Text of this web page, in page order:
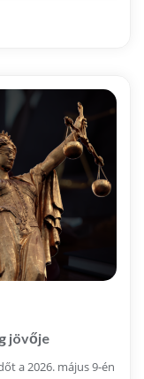
jövője
a 2026. május 9-én